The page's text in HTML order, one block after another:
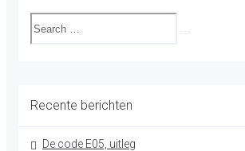
Recente berichten
De code E05, uitleg